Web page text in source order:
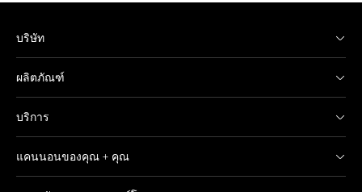
บริษัท
ผลิตภัณฑ์
บริการ
แคนนอนของคุณ + คุณ